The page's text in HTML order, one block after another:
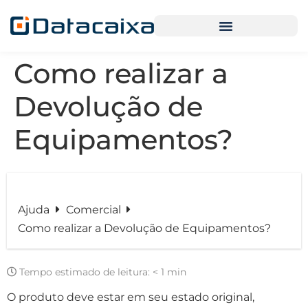
Como realizar a
Devolução de
Equipamentos?
Ajuda
Comercial
Como realizar a Devolução de Equipamentos?
Tempo estimado de leitura: < 1 min
O produto deve estar em seu estado original,